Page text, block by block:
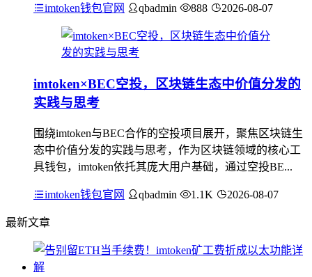
imtoken钱包官网 qbadmin 888 2026-08-07
imtoken×BEC空投，区块链生态中价值分发的
实践与思考
围绕imtoken与BEC合作的空投项目展开，聚焦区块链生
态中价值分发的实践与思考，作为区块链领域的核心工
具钱包，imtoken依托其庞大用户基础，通过空投BE...
imtoken钱包官网 qbadmin 1.1K 2026-08-07
最新文章